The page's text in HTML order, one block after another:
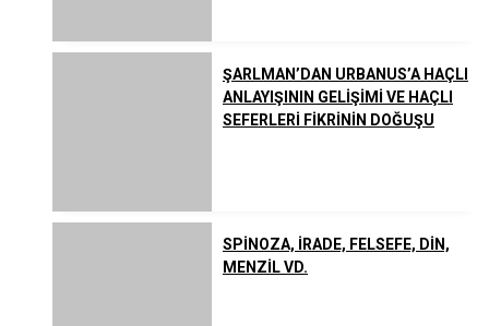
ŞARLMAN’DAN URBANUS’A HAÇLI
ANLAYIŞININ GELİŞİMİ VE HAÇLI
SEFERLERİ FİKRİNİN DOĞUŞU
SPİNOZA, İRADE, FELSEFE, DİN,
MENZİL VD.